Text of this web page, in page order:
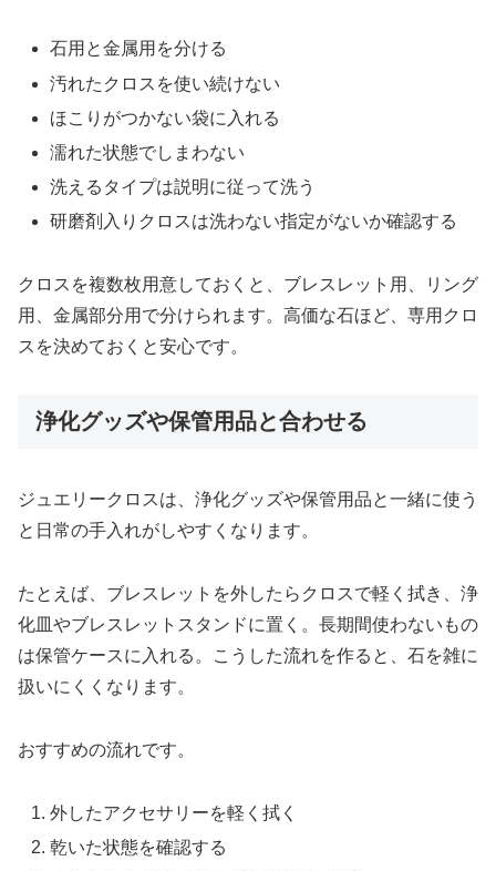
石用と金属用を分ける
汚れたクロスを使い続けない
ほこりがつかない袋に入れる
濡れた状態でしまわない
洗えるタイプは説明に従って洗う
研磨剤入りクロスは洗わない指定がないか確認する
クロスを複数枚用意しておくと、ブレスレット用、リング
用、金属部分用で分けられます。高価な石ほど、専用クロ
スを決めておくと安心です。
浄化グッズや保管用品と合わせる
ジュエリークロスは、浄化グッズや保管用品と一緒に使う
と日常の手入れがしやすくなります。
たとえば、ブレスレットを外したらクロスで軽く拭き、浄
化皿やブレスレットスタンドに置く。長期間使わないもの
は保管ケースに入れる。こうした流れを作ると、石を雑に
扱いにくくなります。
おすすめの流れです。
外したアクセサリーを軽く拭く
乾いた状態を確認する